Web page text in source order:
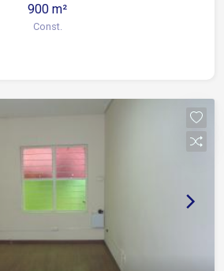
900 m²
Const.